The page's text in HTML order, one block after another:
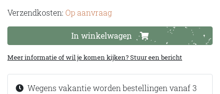
Verzendkosten: Op aanvraag
In winkelwagen
Meer informatie of wil je komen kijken? Stuur een bericht
Wegens vakantie worden bestellingen vanaf 3